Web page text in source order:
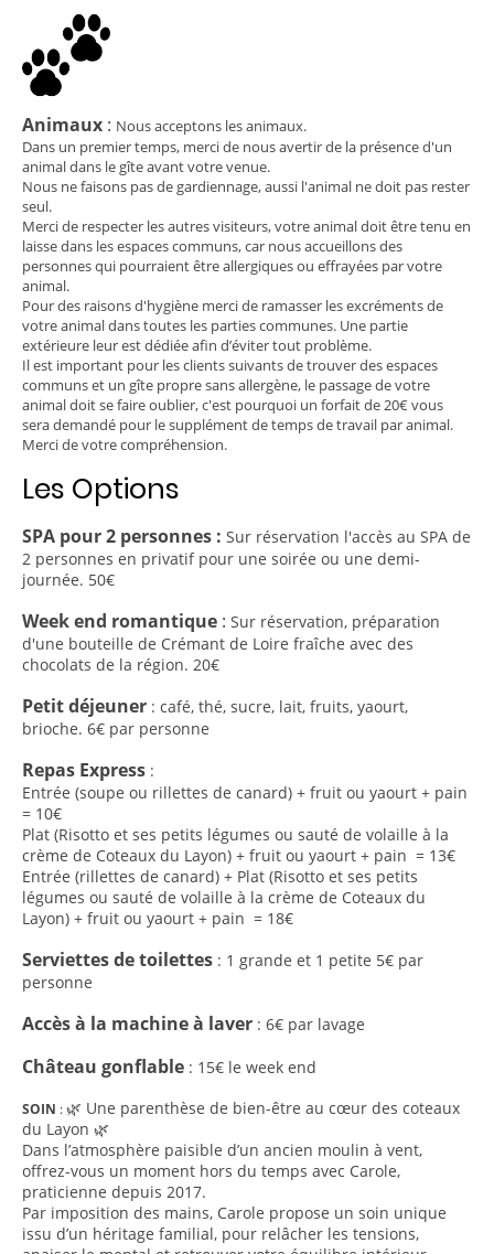
Animaux : Nous acceptons les animaux.
Dans un premier temps, merci de nous avertir de la présence d'un
animal dans le gîte avant votre venue.
Nous ne faisons pas de gardiennage, aussi l'animal ne doit pas rester
seul.
Merci de respecter les autres visiteurs, votre animal doit être tenu en
laisse dans les espaces communs, car nous accueillons des
personnes qui pourraient être allergiques ou effrayées par votre
animal.
Pour des raisons d'hygiène merci de ramasser les excréments de
votre animal dans toutes les parties communes. Une partie
extérieure leur est dédiée afin d’éviter tout problème.
Il est important pour les clients suivants de trouver des espaces
communs et un gîte propre sans allergène, le passage de votre
animal doit se faire oublier, c'est pourquoi un forfait de 20€ vous
sera demandé pour le supplément de temps de travail par animal.
Merci de votre compréhension.
Les Options
SPA pour 2 personnes : Sur réservation l'accès au SPA de
2 personnes en privatif pour une soirée ou une demi-
journée. 50€
Week end romantique : Sur réservation, préparation
d'une bouteille de Crémant de Loire fraîche avec des
chocolats de la région. 20€
Petit déjeuner : café, thé, sucre, lait, fruits, yaourt,
brioche. 6€ par personne
Repas Express :
Entrée (soupe ou rillettes de canard) + fruit ou yaourt + pain
= 10€
Plat (Risotto et ses petits légumes ou sauté de volaille à la
crème de Coteaux du Layon) + fruit ou yaourt + pain = 13€
Entrée (rillettes de canard) + Plat (Risotto et ses petits
légumes ou sauté de volaille à la crème de Coteaux du
Layon) + fruit ou yaourt + pain = 18€
Serviettes de toilettes : 1 grande et 1 petite 5€ par
personne
Accès à la machine à laver : 6€ par lavage
Château gonflable : 15€ le week end
SOIN : 🌿 Une parenthèse de bien-être au cœur des coteaux
du Layon 🌿
Dans l’atmosphère paisible d’un ancien moulin à vent,
offrez-vous un moment hors du temps avec Carole,
praticienne depuis 2017.
Par imposition des mains, Carole propose un soin unique
issu d’un héritage familial, pour relâcher les tensions,